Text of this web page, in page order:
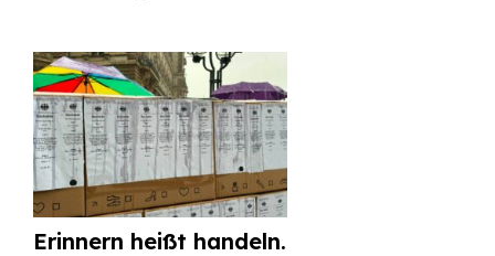
Erinnern heißt handeln.